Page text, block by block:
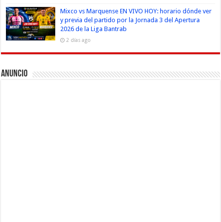
Mixco vs Marquense EN VIVO HOY: horario dónde ver
y previa del partido por la Jornada 3 del Apertura
2026 de la Liga Bantrab
2 días ago
Anuncio